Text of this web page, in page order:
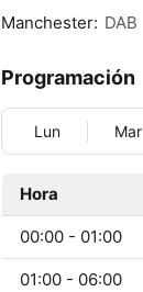
Manchester: DAB
Programación
Lun Mar
Hora
00:00 - 01:00
01:00 - 06:00